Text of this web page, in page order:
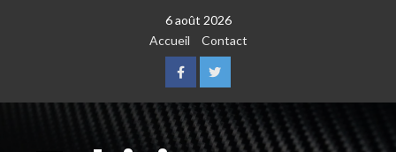
6 août 2026
Accueil
Contact
FacebookTwitter